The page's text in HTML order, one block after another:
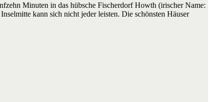
Minuten in das hübsche Fischerdorf Howth (irischer Name:
kann sich nicht jeder leisten. Die schönsten Häuser